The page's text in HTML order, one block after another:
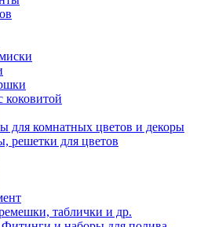
для комнатных цветов и декоры
решетки для цветов
таблички и др.